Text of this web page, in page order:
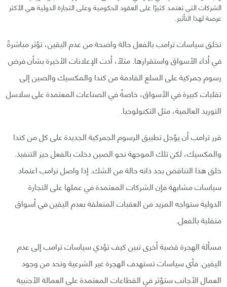
الشركات التي تعتمد كثيرًا على العقود الحكومية وعلى التجارة الدولية هي الأكثر
عرضة لهذا التأثير.
تخلق سياسات ترامب بالفعل حالة واضحة من عدم اليقين، تؤثر مباشرةً
في أداء الأسواق واستقرارها. مثلًا، أدت الإعلانات الأخيرة بشأن فرض
رسوم جمركية على السلع القادمة من كندا والمكسيك والصين إلى
تقلبات كبيرة في الأسواق، خاصةً في الصناعات المعتمدة على سلاسل
التوريد العالمية، مثل التكنولوجيا.
قرر ترامب أن يؤجل تطبيق الرسوم الجمركية الجديدة على كل من كندا
والمكسيك، لكن تلك الموجهة نحو الصين دخلت بالفعل حيز التنفيذ.
خلق هذا التناقض بحد ذاته حالة من الشك. إذا واصل ترامب اعتماد
سياسات مشابهة فإن الشركات المعتمدة في عملها على التجارة
الدولية ستواجه المزيد من العقبات المتعلقة بعدم اليقين في أسواق
متقلبة بالفعل.
مسألة الهجرة قضية أخرى تبين كيف تؤدي سياسات ترامب إلى عدم
اليقين. فأي سياسات تستهدف الهجرة غير الشرعية وتحد من وجود
العمال الأجانب ستؤثر في القطاعات المعتمدة على العمالة الأجنبية